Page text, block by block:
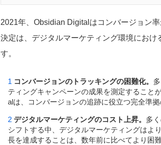
2021年、Obsidian Digitalはコンバージョン
決定は、デジタルマーケティング環境にお
す。
コンバージョンのトラッキングの困難化。
ティングキャンペーンの成果を測定すること
alは、コンバージョンの追跡に役立つ完全準
デジタルマーケティングのコスト上昇。 多
シフトする中、デジタルマーケティングはよ
長を達成することは、数年前に比べてより困